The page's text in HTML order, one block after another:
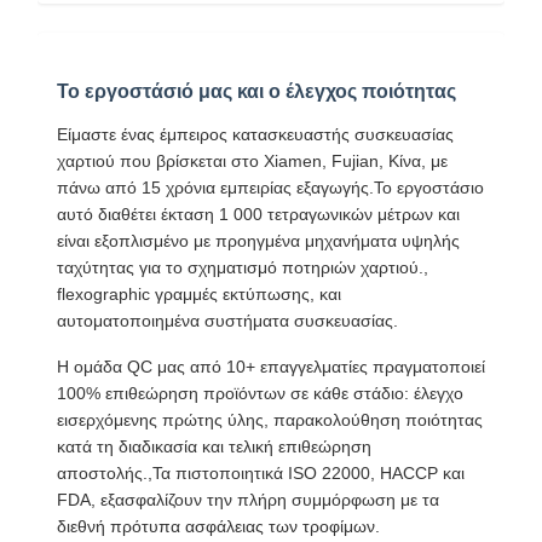
Έλεγχος
Ποιότητας
Επικοινωνήσ
Τε Μαζί Μας
Ειδήσεις Υποθέσεις
Συνομιλία
Τώρα
Κούπα καφέ από χαρτί
Φλυτζάνι εγγράφου παγωτού
Μίας χρήσης ΚΥΠΕΛΛΟ ΕΓΓΡΑΦΟΥ
Το εργοστάσιό μας και ο έλεγχος ποιότητας
Είμαστε ένας έμπειρος κατασκευαστής συσκευασίας
χαρτιού που βρίσκεται στο Xiamen, Fujian, Κίνα, με
πάνω από 15 χρόνια εμπειρίας εξαγωγής.Το εργοστάσιο
αυτό διαθέτει έκταση 1 000 τετραγωνικών μέτρων και
είναι εξοπλισμένο με προηγμένα μηχανήματα υψηλής
ταχύτητας για το σχηματισμό ποτηριών χαρτιού.,
flexographic γραμμές εκτύπωσης, και
αυτοματοποιημένα συστήματα συσκευασίας.
Η ομάδα QC μας από 10+ επαγγελματίες πραγματοποιεί
100% επιθεώρηση προϊόντων σε κάθε στάδιο: έλεγχο
εισερχόμενης πρώτης ύλης, παρακολούθηση ποιότητας
κατά τη διαδικασία και τελική επιθεώρηση
αποστολής.,Τα πιστοποιητικά ISO 22000, HACCP και
FDA, εξασφαλίζουν την πλήρη συμμόρφωση με τα
διεθνή πρότυπα ασφάλειας των τροφίμων.